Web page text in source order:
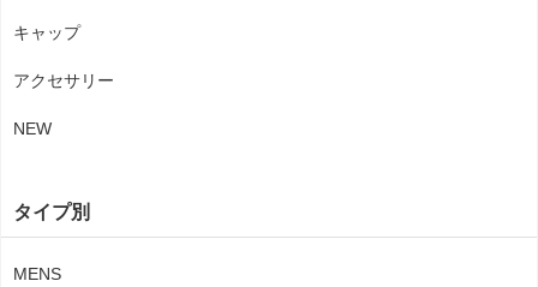
キャップ
アクセサリー
NEW
タイプ別
MENS